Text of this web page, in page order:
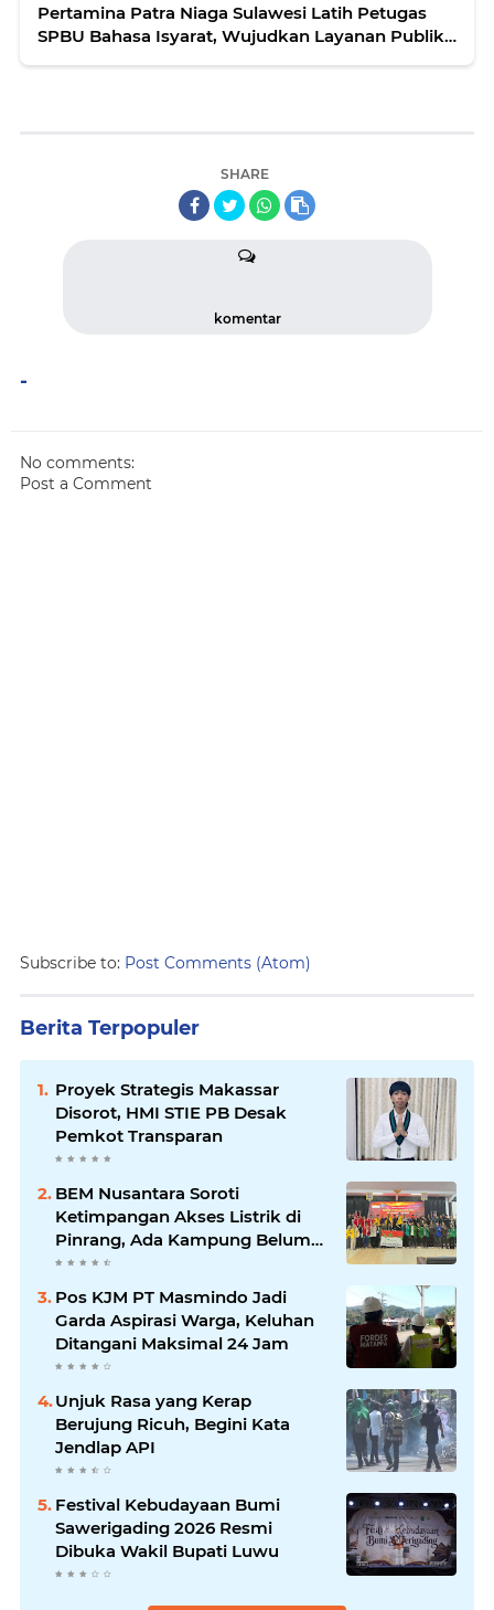
Pertamina Patra Niaga Sulawesi Latih Petugas
SPBU Bahasa Isyarat, Wujudkan Layanan Publik
SHARE
komentar
-
No comments:
Post a Comment
Subscribe to: Post Comments (Atom)
Berita Terpopuler
Proyek Strategis Makassar
Disorot, HMI STIE PB Desak
Pemkot Transparan
BEM Nusantara Soroti
Ketimpangan Akses Listrik di
Pinrang, Ada Kampung Belum
Terlayani
Pos KJM PT Masmindo Jadi
Garda Aspirasi Warga, Keluhan
Ditangani Maksimal 24 Jam
Unjuk Rasa yang Kerap
Berujung Ricuh, Begini Kata
Jendlap API
Festival Kebudayaan Bumi
Sawerigading 2026 Resmi
Dibuka Wakil Bupati Luwu